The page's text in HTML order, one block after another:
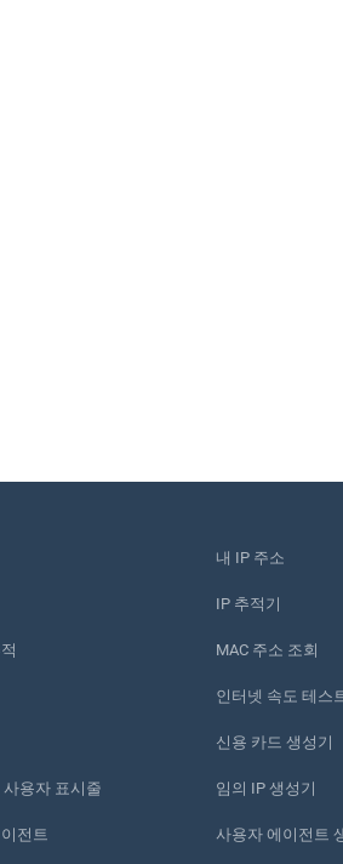
사용자 표시줄
이전트
내 IP 주소
IP 추적기
MAC 주소 조회
인터넷 속도 테스
신용 카드 생성기
임의 IP 생성기
사용자 에이전트